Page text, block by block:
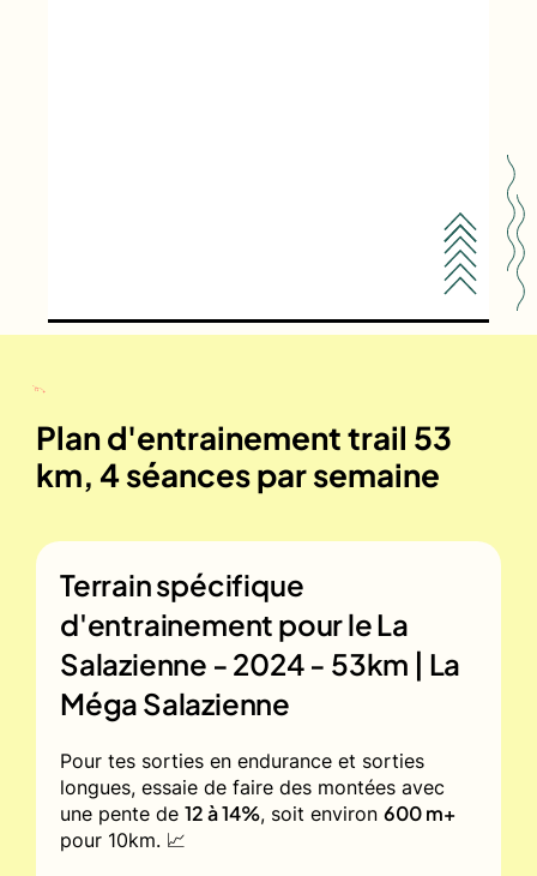
Plan d'entrainement trail 53
km, 4 séances par semaine
Terrain spécifique
d'entrainement pour leLa
Salazienne - 2024 - 53km | La
Méga Salazienne
Pour tes sorties en endurance et sorties
longues, essaie de faire des montées avec
une pente de 12 à 14%, soit environ 600 m+
pour 10km. 📈